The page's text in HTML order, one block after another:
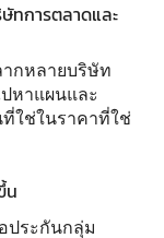
ทการตลาดและ
ากหลายบริษัท
หาแผนและ
ใช่ในราคาที่ใช่
น
ประกันกลุ่ม